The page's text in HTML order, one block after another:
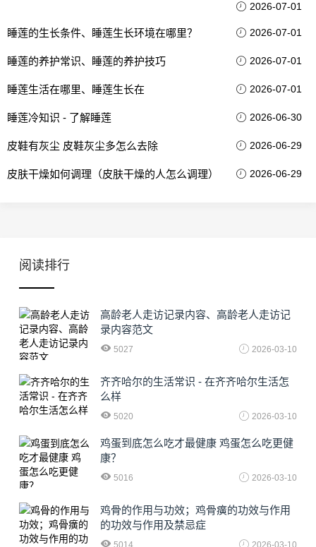
2026-07-01
睡莲的生长条件、睡莲生长环境在哪里？ 2026-07-01
睡莲的养护常识、睡莲的养护技巧 2026-07-01
睡莲生活在哪里、睡莲生长在 2026-07-01
睡莲冷知识 - 了解睡莲 2026-06-30
皮鞋有灰尘 皮鞋灰尘多怎么去除 2026-06-29
皮肤干燥如何调理（皮肤干燥的人怎么调理） 2026-06-29
阅读排行
高龄老人走访记录内容、高龄老人走访记
录内容范文
5027 2026-03-10
齐齐哈尔的生活常识 - 在齐齐哈尔生活怎
么样
5020 2026-03-10
鸡蛋到底怎么吃才最健康 鸡蛋怎么吃更健
康？
5016 2026-03-10
鸡骨的作用与功效；鸡骨癀的功效与作用
的功效与作用及禁忌症
5014 2026-03-10